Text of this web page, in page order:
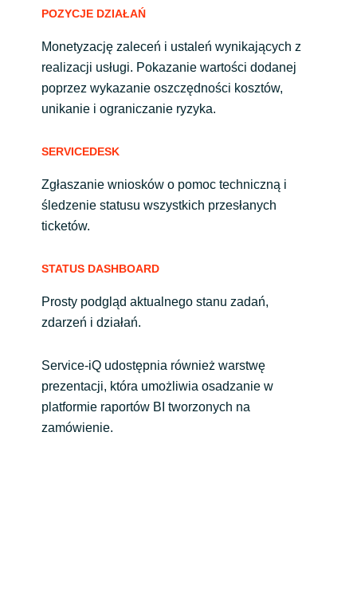
POZYCJE DZIAŁAŃ
Monetyzację zaleceń i ustaleń wynikających z
realizacji usługi. Pokazanie wartości dodanej
poprzez wykazanie oszczędności kosztów,
unikanie i ograniczanie ryzyka.
SERVICEDESK
Zgłaszanie wniosków o pomoc techniczną i
śledzenie statusu wszystkich przesłanych
ticketów.
STATUS DASHBOARD
Prosty podgląd aktualnego stanu zadań,
zdarzeń i działań.
Service-iQ udostępnia również warstwę
prezentacji, która umożliwia osadzanie w
platformie raportów BI tworzonych na
zamówienie.